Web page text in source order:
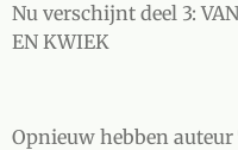
Nu verschijnt deel 3:
EN KWIEK
Opnieuw hebben auteur